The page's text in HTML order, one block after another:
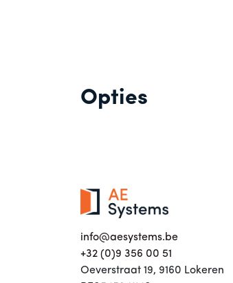
Opties
info@aesystems.be
+32 (0)9 356 00 51
Oeverstraat 19, 9160 Lokeren